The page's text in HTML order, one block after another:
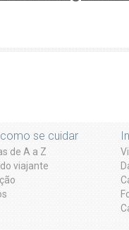
se cuidar
de A a Z
viajante